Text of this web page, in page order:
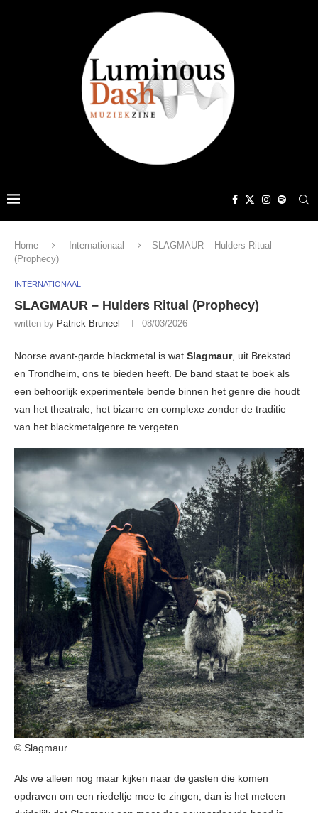
Home Internationaal
SLAGMAUR – Hulders Ritual
(Prophecy)
INTERNATIONAAL
SLAGMAUR – Hulders Ritual (Prophecy)
written by Patrick Bruneel 08/03/2026
Noorse avant-garde blackmetal is wat Slagmaur, uit Brekstad
en Trondheim, ons te bieden heeft. De band staat te boek als
een behoorlijk experimentele bende binnen het genre die houdt
van het theatrale, het bizarre en complexe zonder de traditie
van het blackmetalgenre te vergeten.
© Slagmaur
Als we alleen nog maar kijken naar de gasten die komen
opdraven om een riedeltje mee te zingen, dan is het meteen